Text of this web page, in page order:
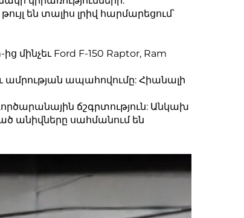
են տալիս լրիվ հարմարեցում՝
մինչեւ Ford F-150 Raptor, Ram
ամրության ապահովումը: Հիանալի
ճշգրտություն: Անկախ
անիվները սահմանում են